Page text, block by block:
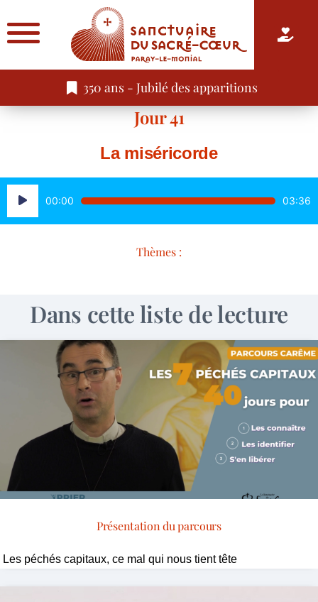
350 ans - Jubilé des apparitions
Jour 41
La miséricorde
audio
00:00 03:36
Thèmes :
Dans cette liste de lecture
Présentation du parcours
Les péchés capitaux, ce mal qui nous tient tête